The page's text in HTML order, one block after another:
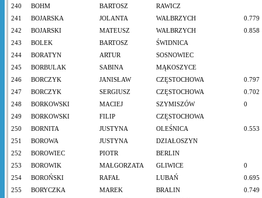
240
BOHM BARTOSZ
RAWICZ
241
BOJARSKA JOLANTA WAŁBRZYCH
0.779
242
BOJARSKI MATEUSZ WAŁBRZYCH
0.858
243
BOLEK BARTOSZ
ŚWIDNICA
244
BORATYN ARTUR
SOSNOWIEC
245
BORBULAK SABINA
MĄKOSZYCE
246
BORCZYK JANISŁAW CZĘSTOCHOWA
0.797
247
BORCZYK SERGIUSZ CZĘSTOCHOWA
0.702
248
BORKOWSKI MACIEJ SZYMISZÓW
0
249
BORKOWSKI FILIP
CZĘSTOCHOWA
250
BORNITA JUSTYNA OLEŚNICA
0.553
251
BOROWA JUSTYNA
DZIAŁOSZYN
252
BOROWIEC PIOTR
BERLIN
253
BOROWIK MAŁGORZATA GLIWICE
0
254
BOROŃSKI RAFAŁ LUBAŃ
0.695
255
BORYCZKA MAREK BRALIN
0.749